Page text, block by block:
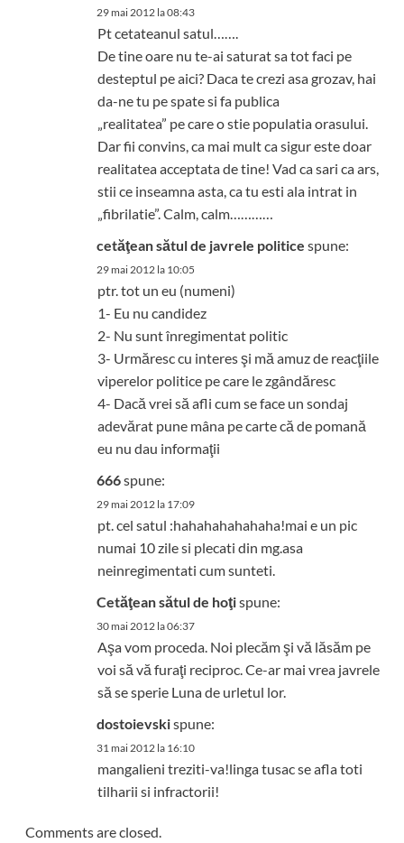
29 mai 2012 la 08:43
Pt cetateanul satul…….
De tine oare nu te-ai saturat sa tot faci pe
desteptul pe aici? Daca te crezi asa grozav, hai
da-ne tu pe spate si fa publica
„realitatea” pe care o stie populatia orasului.
Dar fii convins, ca mai mult ca sigur este doar
realitatea acceptata de tine! Vad ca sari ca ars,
stii ce inseamna asta, ca tu esti ala intrat in
„fibrilatie”. Calm, calm…………
cetăţean sătul de javrele politice spune:
29 mai 2012 la 10:05
ptr. tot un eu (numeni)
1- Eu nu candidez
2- Nu sunt înregimentat politic
3- Urmăresc cu interes şi mă amuz de reacţiile
viperelor politice pe care le zgândăresc
4- Dacă vrei să afli cum se face un sondaj
adevărat pune mâna pe carte că de pomană
eu nu dau informaţii
666spune:
29 mai 2012 la 17:09
pt. cel satul :hahahahahahaha!mai e un pic
numai 10 zile si plecati din mg.asa
neinregimentati cum sunteti.
Cetăţean sătul de hoţispune:
30 mai 2012 la 06:37
Aşa vom proceda. Noi plecăm şi vă lăsăm pe
voi să vă furaţi reciproc. Ce-ar mai vrea javrele
să se sperie Luna de urletul lor.
dostoievskispune:
31 mai 2012 la 16:10
mangalieni treziti-va!linga tusac se afla toti
tilharii si infractorii!
Comments are closed.